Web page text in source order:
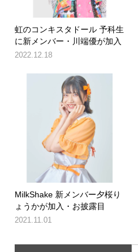
虹のコンキスタドール 予科生
に新メンバー・川端優が加入
2022.12.18
MilkShake 新メンバー夕桜り
ょうかが加入・お披露目
2021.11.01